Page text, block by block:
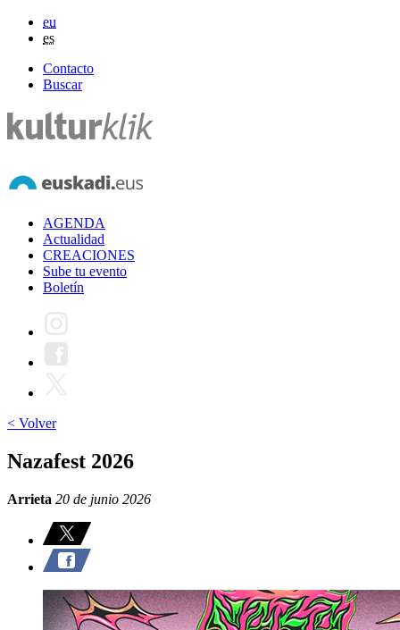
eu
es
Contacto
Buscar
AGENDA
Actualidad
CREACIONES
Sube tu evento
Boletín
< Volver
Nazafest 2026
Arrieta 20 de junio 2026